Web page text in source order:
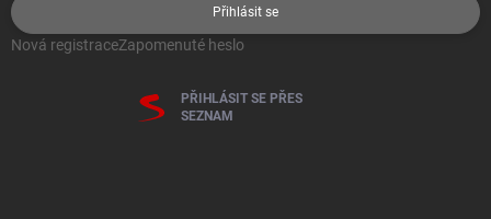
Přihlásit se
Nová registraceZapomenuté heslo
PŘIHLÁSIT SE PŘES
SEZNAM